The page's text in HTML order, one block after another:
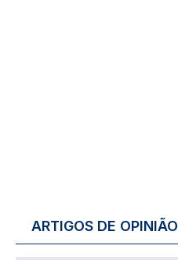
ARTIGOS DE OPINIÃO